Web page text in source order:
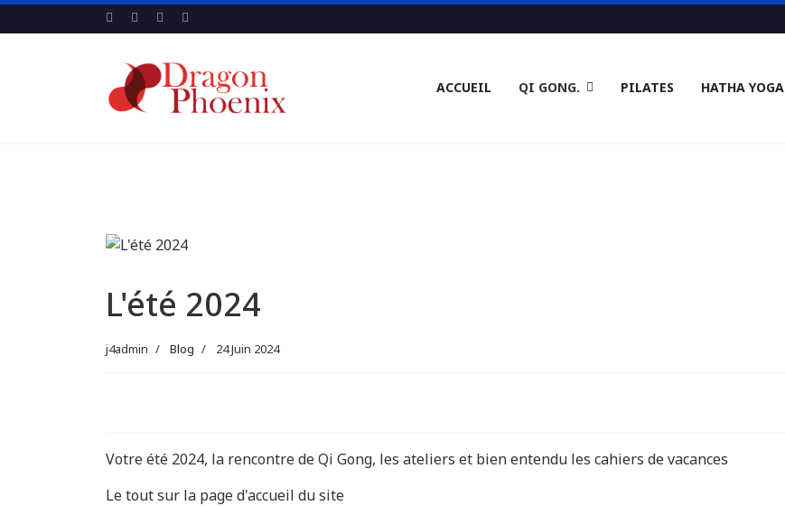
ACCUEIL QI GONG. PILATES HATHA YOGA
L'été 2024
j4admin Blog 24 Juin 2024
Votre été 2024, la rencontre de Qi Gong, les ateliers et bien entendu les cahiers de vacances
Le tout sur la page d'accueil du site